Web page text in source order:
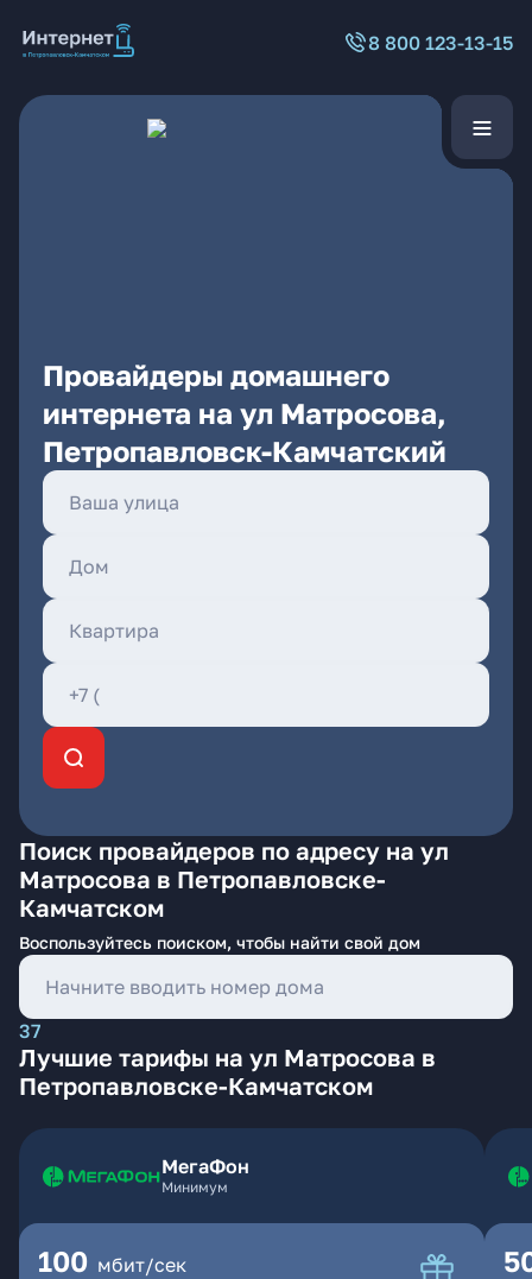
8 800 123-13-15
Провайдеры домашнего
интернета на ул Матросова,
Петропавловск-Камчатский
Поиск провайдеров по адресу на ул
Матросова в Петропавловске-
Камчатском
Воспользуйтесь поиском, чтобы найти свой дом
37
Лучшие тарифы на ул Матросова в
Петропавловске-Камчатском
МегаФон
Минимум
100 мбит/сек